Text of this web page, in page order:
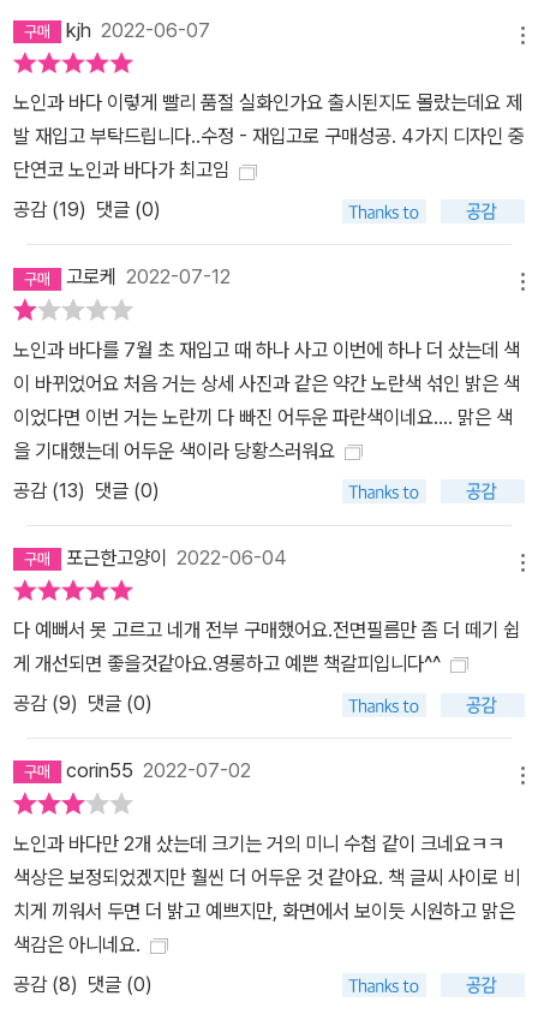
kjh 2022-06-07
노인과 바다 이렇게 빨리 품절 실화인가요 출시된지도 몰랐는데요 제
발 재입고 부탁드립니다..수정 - 재입고로 구매성공. 4가지 디자인 중
단연코 노인과 바다가 최고임
공감 (19) 댓글 (0)
고로케 2022-07-12
노인과 바다를 7월 초 재입고 때 하나 사고 이번에 하나 더 샀는데 색
이 바뀌었어요 처음 거는 상세 사진과 같은 약간 노란색 섞인 밝은 색
이었다면 이번 거는 노란끼 다 빠진 어두운 파란색이네요.... 맑은 색
을 기대했는데 어두운 색이라 당황스러워요
공감 (13) 댓글 (0)
포근한고양이 2022-06-04
다 예뻐서 못 고르고 네개 전부 구매했어요.전면필름만 좀 더 떼기 쉽
게 개선되면 좋을것같아요.영롱하고 예쁜 책갈피입니다^^
공감 (9) 댓글 (0)
corin55 2022-07-02
노인과 바다만 2개 샀는데 크기는 거의 미니 수첩 같이 크네요ㅋㅋ
색상은 보정되었겠지만 훨씬 더 어두운 것 같아요. 책 글씨 사이로 비
치게 끼워서 두면 더 밝고 예쁘지만, 화면에서 보이듯 시원하고 맑은
색감은 아니네요.
공감 (8) 댓글 (0)